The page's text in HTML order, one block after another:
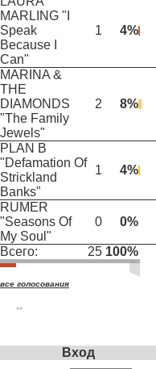
MARLING "I
Speak
Because I
Can"
1 4%
MARINA &
THE
DIAMONDS
"The Family
Jewels"
2 8%
PLAN B
"Defamation Of
Strickland
Banks"
1 4%
RUMER
"Seasons Of
My Soul"
0 0%
Всего: 25 100%
все голосования
**
Вход